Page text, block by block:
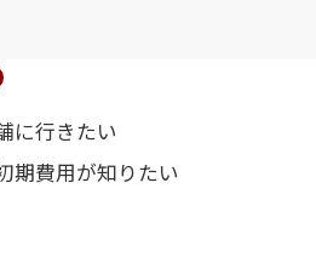
に行きたい
期費用が知りたい